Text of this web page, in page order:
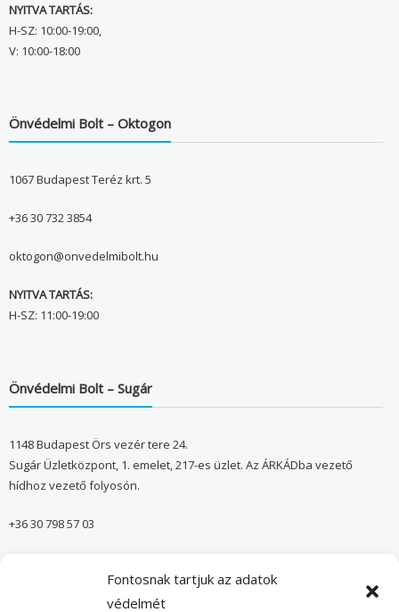
Fontosnak tartjuk az adatok
védelmét
NYITVA TARTÁS:
H-SZ: 10:00-19:00,
V: 10:00-18:00
Önvédelmi Bolt – Oktogon
1067 Budapest Teréz krt. 5
+36 30 732 3854
oktogon@onvedelmibolt.hu
NYITVA TARTÁS:
H-SZ: 11:00-19:00
Önvédelmi Bolt – Sugár
1148 Budapest Örs vezér tere 24.
Sugár Üzletközpont, 1. emelet, 217-es üzlet. Az ÁRKÁDba vezető
hídhoz vezető folyosón.
+36 30 798 57 03